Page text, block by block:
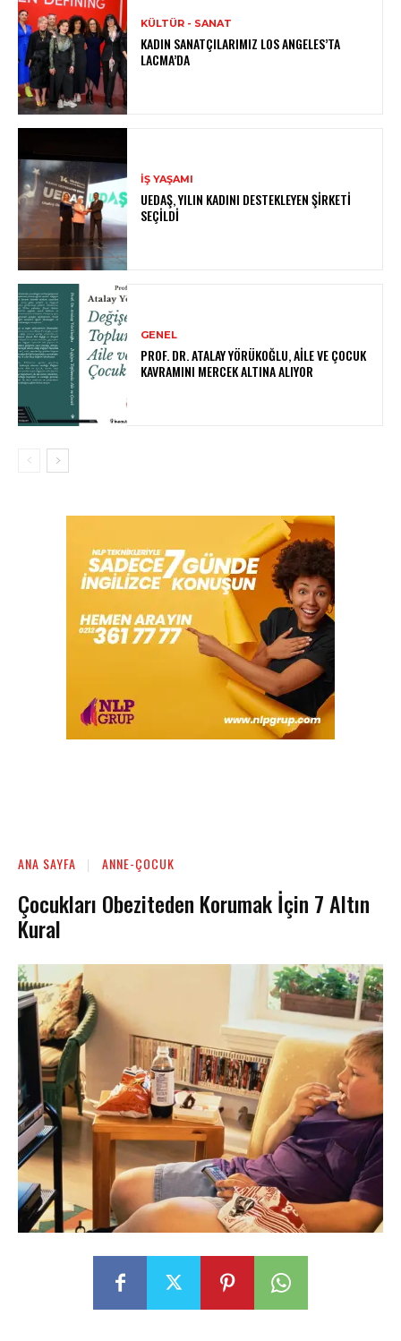
KÜLTÜR - SANAT
KADIN SANATÇILARIMIZ LOS ANGELES’TA
LACMA’DA
İŞ YAŞAMI
UEDAŞ, YILIN KADINI DESTEKLEYEN ŞIRKETI
SEÇILDI
GENEL
PROF. DR. ATALAY YÖRÜKOĞLU, AILE VE ÇOCUK
KAVRAMINI MERCEK ALTINA ALIYOR